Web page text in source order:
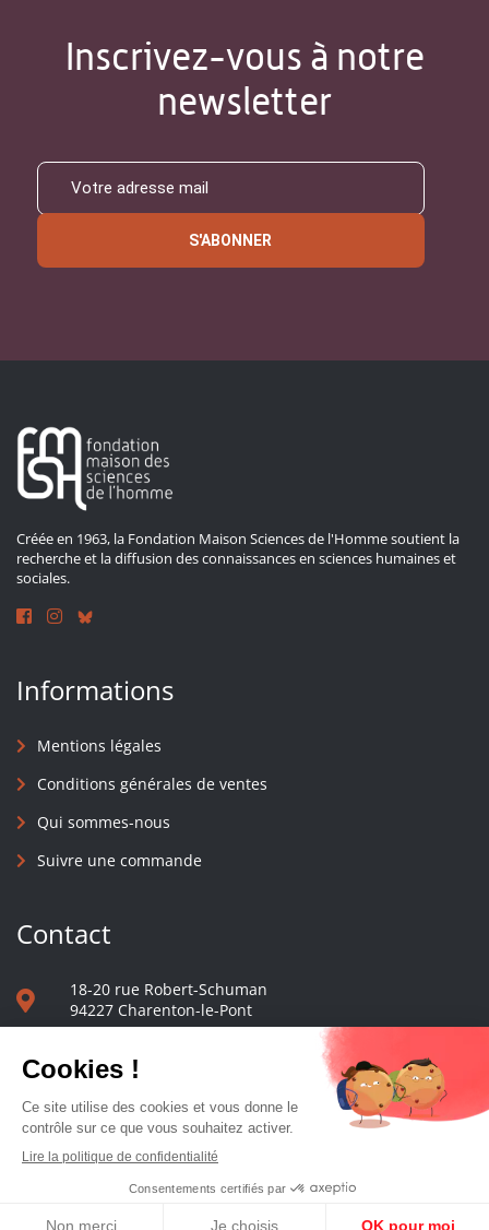
Inscrivez-vous à notre
newsletter
S'ABONNER
Créée en 1963, la Fondation Maison Sciences de l'Homme soutient la
recherche et la diffusion des connaissances en sciences humaines et
sociales.
Informations
Mentions légales
Conditions générales de ventes
Qui sommes-nous
Suivre une commande
Contact
18-20 rue Robert-Schuman
94227 Charenton-le-Pont